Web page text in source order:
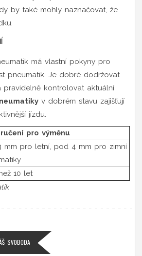
by také mohly naznačovat, že
má vlastní pokyny pro
pneumatik. Je dobré dodržovat
kontrolovat aktuální
v dobrém stavu zajišťují
jízdu.
pro výměnu
mm pro letní, pod 4 mm pro zimní
10 let
SVOBODA